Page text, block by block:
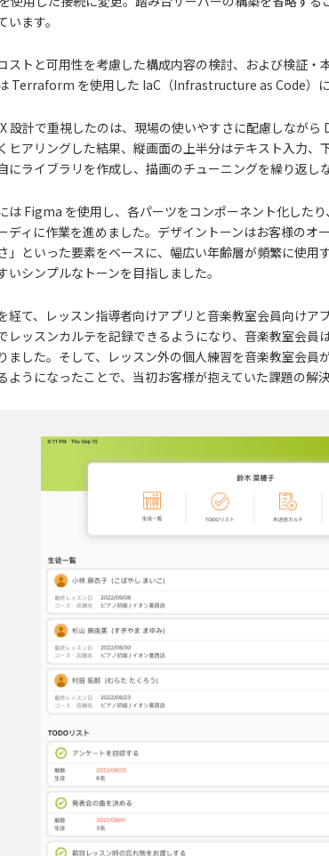
ます。
ストと可用性を考慮した構成内容の検討、および検証・
Terraform を使用した IaC（Infrastructure as Code）に
設計で重視したのは、現場の使いやすさに配慮しながら
ヒアリングした結果、縦画面の上半分はテキスト入力
にライブラリを作成し、描画のチューニングを繰り返し
は Figma を使用し、各パーツをコンポーネント化した
ディに作業を進めました。デザイントーンはお客様のオ
」といった要素をベースに、幅広い年齢層が頻繁に使
いシンプルなトーンを目指しました。
経て、レッスン指導者向けアプリと音楽教室会員向けア
レッスンカルテを記録できるようになり、音楽教室会員
ました。そして、レッスン外の個人練習を音楽教室会員
ようになったことで、当初お客様が抱えていた課題の解